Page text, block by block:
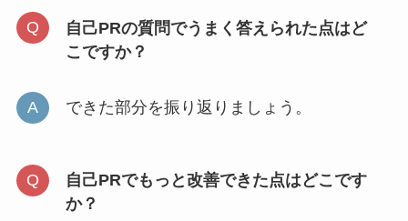
自己PRの質問でうまく答えられた点はど
こですか？
できた部分を振り返りましょう。
自己PRでもっと改善できた点はどこです
か？